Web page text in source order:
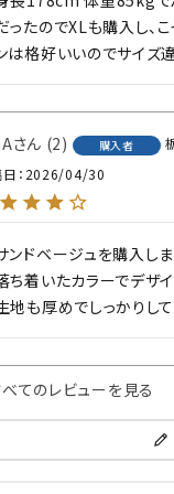
ったのでXLも購入し、
は格好いいのでサイズ
2 購入者
2026/04/30
ンドベージュを購入し
ち着いたカラーでデザ
地も厚めでしっかりし
てのレビューを見る